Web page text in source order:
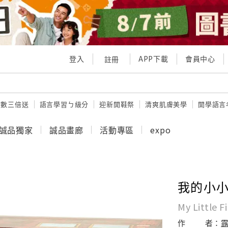
登入 註冊 APP下載 會員中心
三倍送 語言學習ㄅ級分 迎新開鞋祭 清爽肌膚美學 開學語
品獨家 誠品畫廊 活動專區 expo
我的小
My Little
作 者：